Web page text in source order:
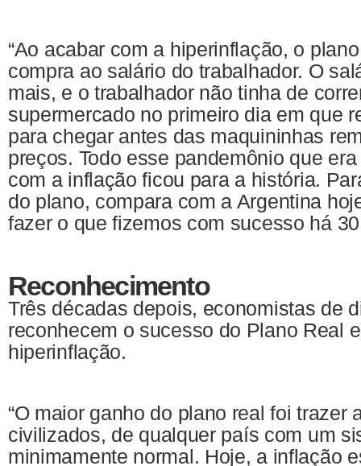
“Ao acabar com a hiperinflação, o
compra ao salário do trabalhador. O
mais, e o trabalhador não tinha de
supermercado no primeiro dia em que
para chegar antes das maquininhas
preços. Todo esse pandemônio que
com a inflação ficou para a história.
do plano, compara com a Argentina
fazer o que fizemos com sucesso há
Reconhecimento
Três décadas depois, economistas de
reconhecem o sucesso do Plano Real
hiperinflação.
“O maior ganho do plano real foi trazer
civilizados, de qualquer país com um
minimamente normal. Hoje, a inflação